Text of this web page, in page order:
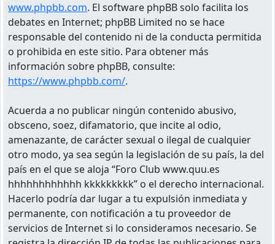
www.phpbb.com. El software phpBB solo facilita los
debates en Internet; phpBB Limited no se hace
responsable del contenido ni de la conducta permitida
o prohibida en este sitio. Para obtener más
información sobre phpBB, consulte:
https://www.phpbb.com/.
Acuerda a no publicar ningún contenido abusivo,
obsceno, soez, difamatorio, que incite al odio,
amenazante, de carácter sexual o ilegal de cualquier
otro modo, ya sea según la legislación de su país, la del
país en el que se aloja “Foro Club www.quu.es
hhhhhhhhhhhh kkkkkkkkk” o el derecho internacional.
Hacerlo podría dar lugar a tu expulsión inmediata y
permanente, con notificación a tu proveedor de
servicios de Internet si lo consideramos necesario. Se